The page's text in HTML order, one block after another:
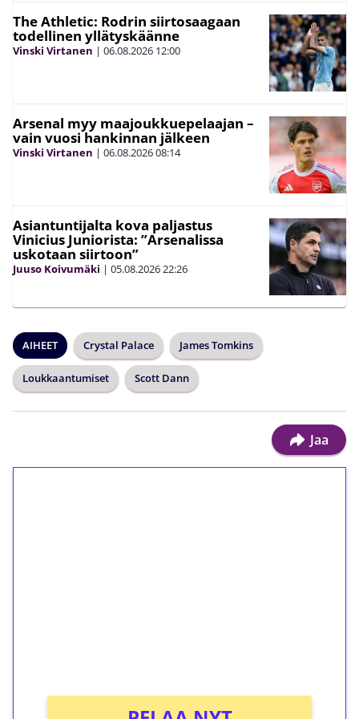
The Athletic: Rodrin siirtosaagaan
todellinen yllätyskäänne
Vinski Virtanen | 06.08.2026 12:00
Arsenal myy maajoukkuepelaajan –
vain vuosi hankinnan jälkeen
Vinski Virtanen | 06.08.202608:14
Asiantuntijalta kova paljastus
Vinicius Juniorista: ”Arsenalissa
uskotaan siirtoon”
Juuso Koivumäki | 05.08.202622:26
AIHEET Crystal Palace James Tomkins
Loukkaantumiset Scott Dann
Jaa